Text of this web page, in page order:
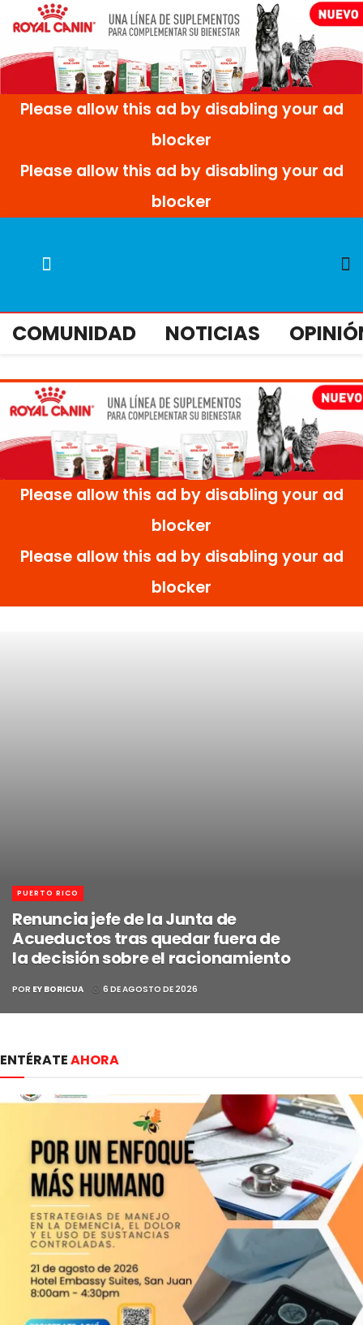
COMUNIDAD NOTICIAS
PUERTO RICO
Renuncia jefe de la Junta de
Acueductos tras quedar fuera de
la decisión sobre el racionamiento
POR EY BORICUA 6 DE AGOSTO DE 2026
ENTÉRATEAHORA